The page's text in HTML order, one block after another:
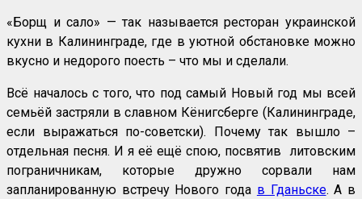
«Борщ и сало» — так называется ресторан украинской
кухни в Калининграде, где в уютной обстановке можно
вкусно и недорого поесть – что мы и сделали.
Всё началось с того, что под самый Новый год мы всей
семьёй застряли в славном Кёнигсберге (Калининграде,
если выражаться по-советски). Почему так вышло –
отдельная песня. И я её ещё спою, посвятив литовским
пограничникам, которые дружно сорвали нам
запланированную встречу Нового года в Гданьске. А в